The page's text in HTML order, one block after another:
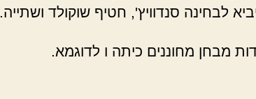
לבחינה סנדוויץ', חטיף שוקולד ושתייה.
מבחן מחוננים כיתה ו לדוגמא.